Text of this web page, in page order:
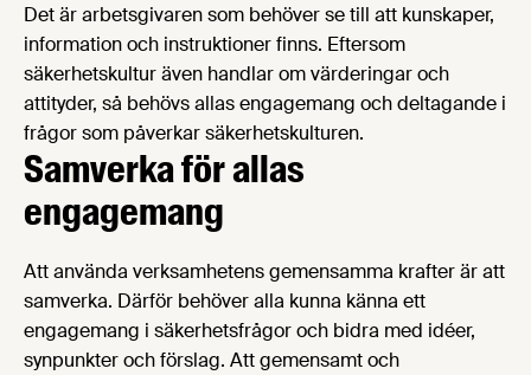
Det är arbetsgivaren som behöver se till att kunskaper,
information och instruktioner finns. Eftersom
säkerhetskultur även handlar om värderingar och
attityder, så behövs allas engagemang och deltagande i
frågor som påverkar säkerhetskulturen.
Samverka för allas
engagemang
Att använda verksamhetens gemensamma krafter är att
samverka. Därför behöver alla kunna känna ett
engagemang i säkerhetsfrågor och bidra med idéer,
synpunkter och förslag. Att gemensamt och